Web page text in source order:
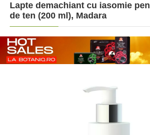
Lapte demachiant cu iasomie
de ten (200 ml), Madara